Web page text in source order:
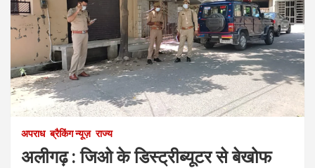
अपराध ब्रैकिंग न्यूज़ राज्य
अलीगढ़ : जिओ के डिस्ट्रीब्यूटर से बेखोफ